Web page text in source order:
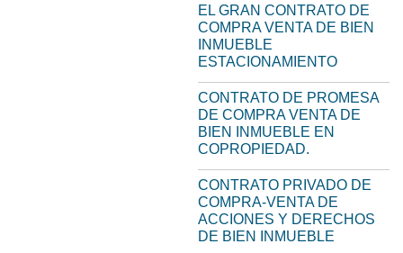
EL GRAN CONTRATO DE
COMPRA VENTA DE BIEN
INMUEBLE
ESTACIONAMIENTO
CONTRATO DE PROMESA
DE COMPRA VENTA DE
BIEN INMUEBLE EN
COPROPIEDAD.
CONTRATO PRIVADO DE
COMPRA-VENTA DE
ACCIONES Y DERECHOS
DE BIEN INMUEBLE